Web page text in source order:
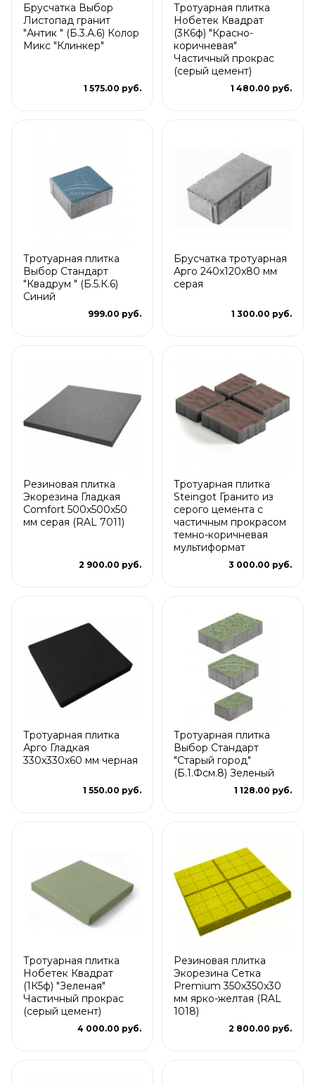
Брусчатка Выбор
Листопад гранит
"Антик " (Б.3.А.6) Колор
Микс "Клинкер"
1 575.00 руб.
Тротуарная плитка
Нобетек Квадрат
(3К6ф) "Красно-
коричневая"
Частичный прокрас
(серый цемент)
1 480.00 руб.
Тротуарная плитка
Выбор Стандарт
"Квадрум " (Б.5.К.6)
Синий
999.00 руб.
Брусчатка тротуарная
Арго 240x120x80 мм
серая
1 300.00 руб.
Резиновая плитка
Экорезина Гладкая
Comfort 500x500x50
мм серая (RAL 7011)
2 900.00 руб.
Тротуарная плитка
Steingot Гранито из
серого цемента с
частичным прокрасом
темно-коричневая
мультиформат
3 000.00 руб.
Тротуарная плитка
Арго Гладкая
330x330x60 мм черная
1 550.00 руб.
Тротуарная плитка
Выбор Стандарт
"Старый город"
(Б.1.Фсм.8) Зеленый
1 128.00 руб.
Тротуарная плитка
Нобетек Квадрат
(1К5ф) "Зеленая"
Частичный прокрас
(серый цемент)
4 000.00 руб.
Резиновая плитка
Экорезина Сетка
Premium 350x350x30
мм ярко-желтая (RAL
1018)
2 800.00 руб.